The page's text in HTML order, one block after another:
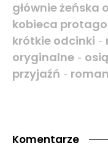
głównie żeńska
kobieca
krótkie odcinki -
oryginalne -
przyjaźń -
Komentarze